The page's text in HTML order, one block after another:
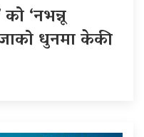
को ‘नभन्नू
धुनमा केकी